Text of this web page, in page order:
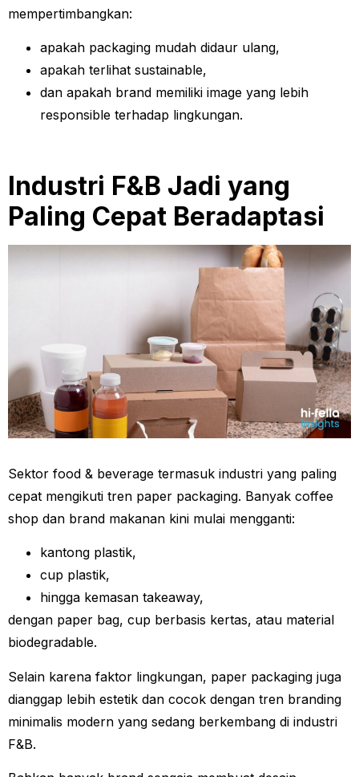
mempertimbangkan:
apakah packaging mudah didaur ulang,
apakah terlihat sustainable,
dan apakah brand memiliki image yang lebih
responsible terhadap lingkungan.
Industri F&B Jadi yang
Paling Cepat Beradaptasi
Sektor food & beverage termasuk industri yang paling
cepat mengikuti tren paper packaging. Banyak coffee
shop dan brand makanan kini mulai mengganti:
kantong plastik,
cup plastik,
hingga kemasan takeaway,
dengan paper bag, cup berbasis kertas, atau material
biodegradable.
Selain karena faktor lingkungan, paper packaging juga
dianggap lebih estetik dan cocok dengan tren branding
minimalis modern yang sedang berkembang di industri
F&B.